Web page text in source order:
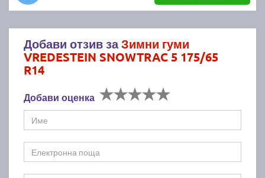
Добави отзив заЗимни гуми
VREDESTEIN SNOWTRAC 5 175/65
R14
Добави оценка